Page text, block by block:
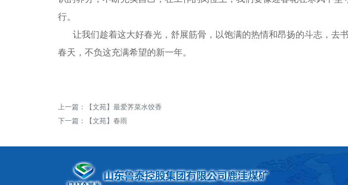
行。
让我们趁着这大好春光，舒展筋骨，以饱满的热情和昂扬的斗志，去
春天，不负这充满希望的新一年。
上一篇：
【文苑】最爱荠菜水饺香
下一篇：
【文苑】春雨